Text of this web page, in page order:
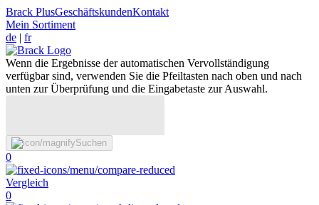
Brack PlusGeschäftskundenKontakt
Mein Sortiment
de | fr
Wenn die Ergebnisse der automatischen Vervollständigung
verfügbar sind, verwenden Sie die Pfeiltasten nach oben und nach
unten zur Überprüfung und die Eingabetaste zur Auswahl.
Suchen
0
Vergleich
0